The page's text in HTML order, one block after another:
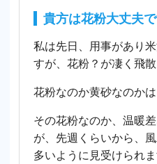
貴方は花粉大丈夫
私は先日、用事があり
すが、花粉？が凄く飛散
花粉なのか黄砂なのか
その花粉なのか、温暖
が、先週くらいから、
多いように見受けられま